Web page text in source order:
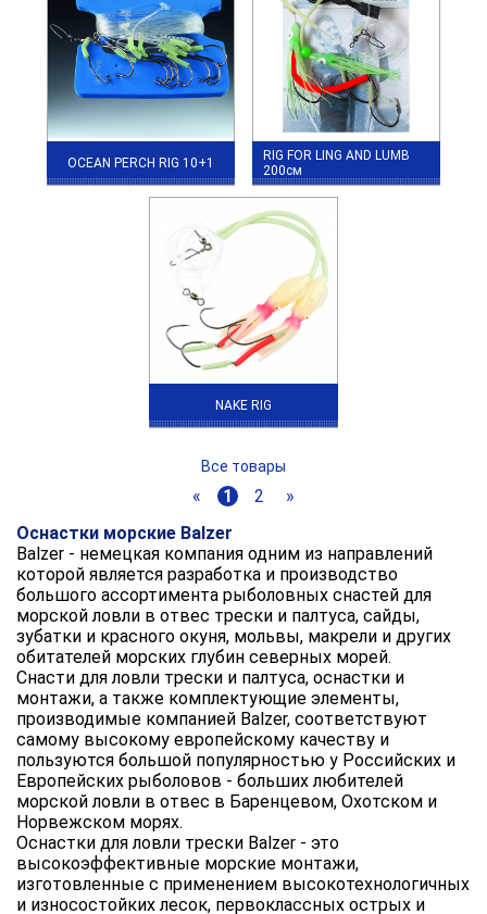
OCEAN PERCH RIG 10+1
RIG FOR LING AND LUMB
200см
NAKE RIG
Все товары
« 1 2
»
Оснастки морские Balzer
Balzer - немецкая компания одним из направлений
которой является разработка и производство
большого ассортимента рыболовных снастей для
морской ловли в отвес трески и палтуса, сайды,
зубатки и красного окуня, мольвы, макрели и других
обитателей морских глубин северных морей.
Снасти для ловли трески и палтуса, оснастки и
монтажи, а также комплектующие элементы,
производимые компанией Balzer, соответствуют
самому высокому европейскому качеству и
пользуются большой популярностью у Российских и
Европейских рыболовов - больших любителей
морской ловли в отвес в Баренцевом, Охотском и
Норвежском морях.
Оснастки для ловли трески Balzer - это
высокоэффективные морские монтажи,
изготовленные с применением высокотехнологичных
и износостойких лесок, первоклассных острых и